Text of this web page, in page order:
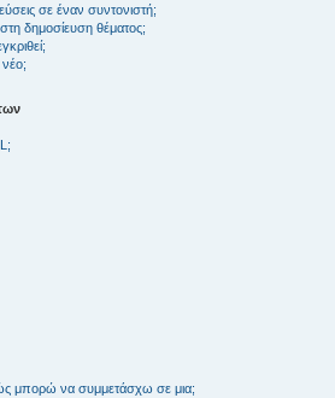
σε έναν συντονιστή;
δημοσίευση θέματος;
μπορώ να συμμετάσχω σε μια;